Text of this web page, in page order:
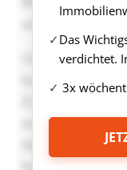
Das
verdichtet.
3x